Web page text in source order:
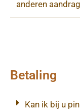
anderen
Betaling
Kan ik bij u